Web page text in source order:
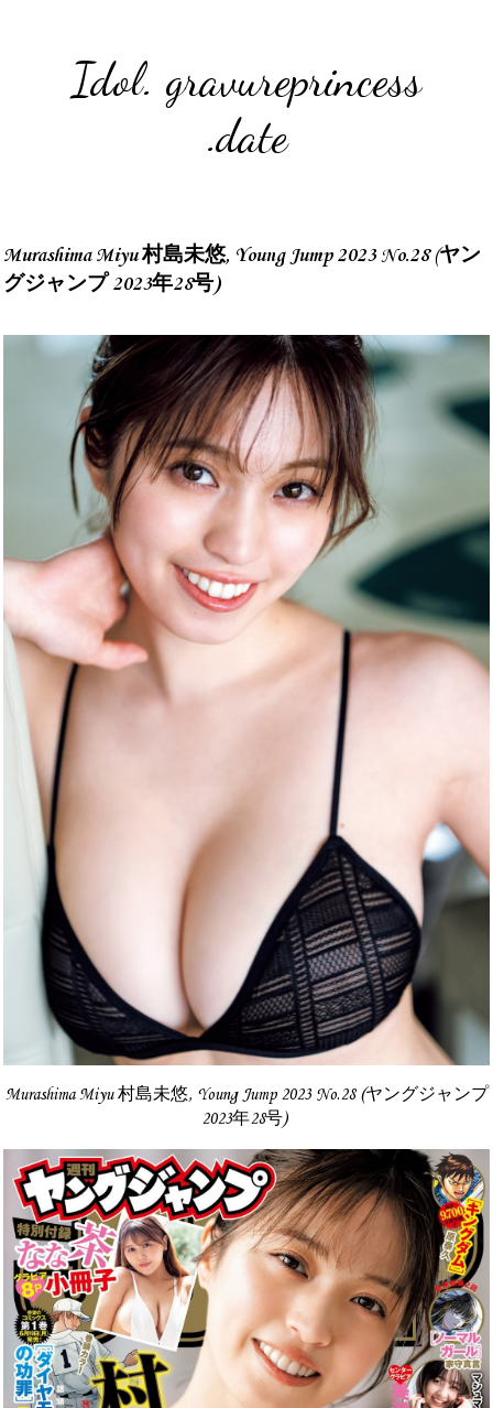
Idol. gravureprincess
.date
Murashima Miyu 村島未悠, Young Jump 2023 No.28 (ヤン
グジャンプ 2023年28号)
Murashima Miyu 村島未悠, Young Jump 2023 No.28 (ヤングジャンプ
2023年28号)